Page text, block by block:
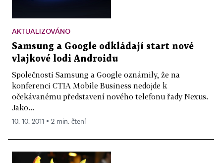
AKTUALIZOVÁNO
Samsung a Google odkládají start nové
vlajkové lodi Androidu
Společnosti Samsung a Google oznámily, že na
konferenci CTIA Mobile Business nedojde k
očekávanému představení nového telefonu řady Nexus.
Jako...
10. 10. 2011 ▪ 2 min. čtení